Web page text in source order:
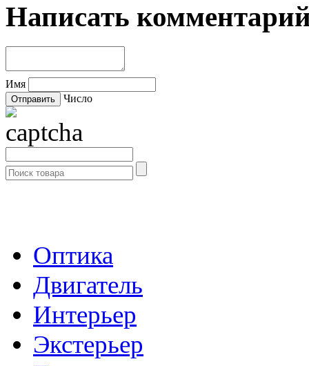
Написать
Имя
Число
Оптика
Двигатель
Интерьер
Экстерьер